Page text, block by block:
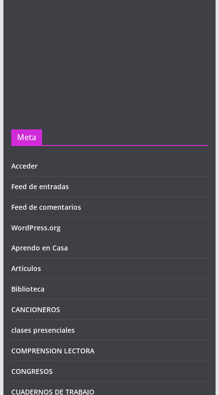
Meta
Acceder
Feed de entradas
Feed de comentarios
WordPress.org
Aprendo en Casa
Artículos
Biblioteca
CANCIONEROS
clases presenciales
COMPRENSION LECTORA
CONGRESOS
CUADERNOS DE TRABAJO